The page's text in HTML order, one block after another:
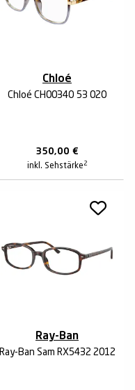
Chloé
Chloé CH0034O 53 020
350,00 €
inkl. Sehstärke 2
Ray-Ban
Ray-Ban Sam RX5432 2012